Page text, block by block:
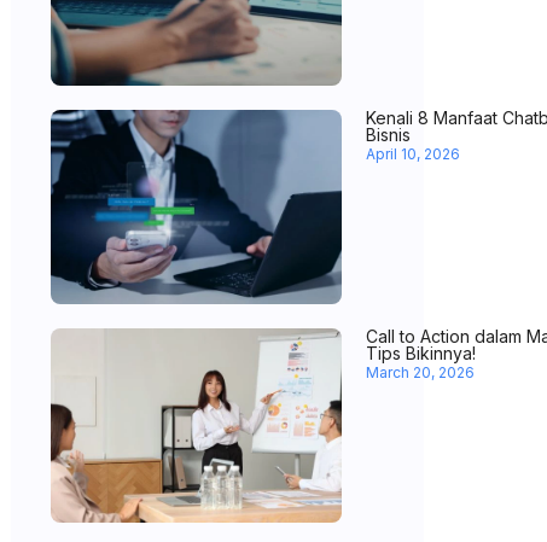
Kenali 8 Manfaat
Bisnis
April 10, 2026
Call to Action dalam
Tips Bikinnya!
March 20, 2026